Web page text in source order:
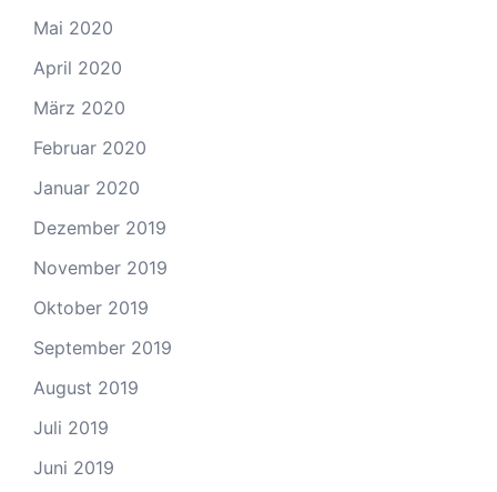
Mai 2020
April 2020
März 2020
Februar 2020
Januar 2020
Dezember 2019
November 2019
Oktober 2019
September 2019
August 2019
Juli 2019
Juni 2019